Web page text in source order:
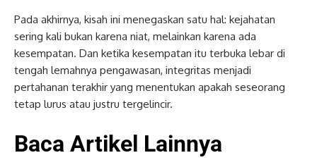
Pada akhirnya, kisah ini menegaskan satu hal: kejahatan
sering kali bukan karena niat, melainkan karena ada
kesempatan. Dan ketika kesempatan itu terbuka lebar di
tengah lemahnya pengawasan, integritas menjadi
pertahanan terakhir yang menentukan apakah seseorang
tetap lurus atau justru tergelincir.
Baca Artikel Lainnya